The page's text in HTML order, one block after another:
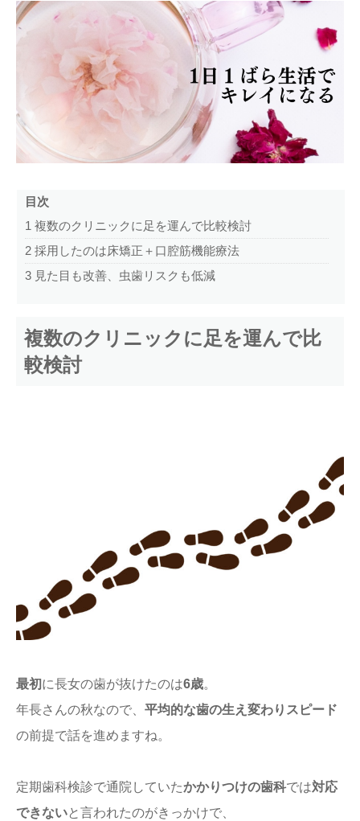
目次
1 複数のクリニックに足を運んで比較検討
2 採用したのは床矯正＋口腔筋機能療法
3 見た目も改善、虫歯リスクも低減
複数のクリニックに足を運んで比
較検討
最初に長女の歯が抜けたのは6歳。
年長さんの秋なので、 平均的な歯の生え変わりスピード
の前提で話を進めますね。
定期歯科検診で通院していたかかりつけの歯科では対応
できないと言われたのがきっかけで、